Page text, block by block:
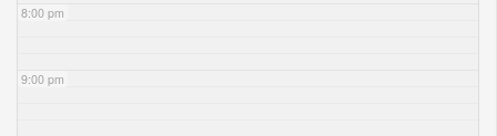
8:00 pm
9:00 pm